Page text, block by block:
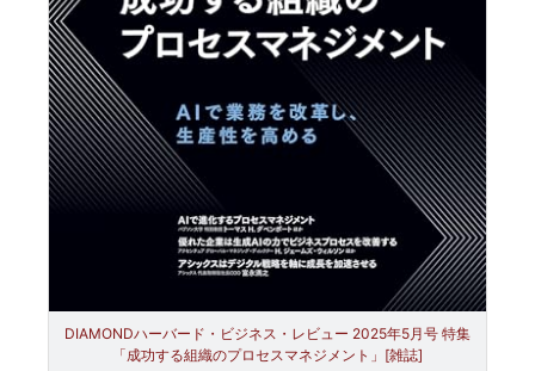
DIAMONDハーバード・ビジネス・レビュー 2025年5月号 特集
「成功する組織のプロセスマネジメント」[雑誌]